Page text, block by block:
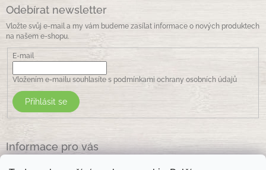
Odebírat newsletter
Vložte svůj e-mail a my vám budeme zasílat informace o nových produktech
na našem e-shopu.
E-mail
Vložením e-mailu souhlasíte s podmínkami ochrany osobních údajů
Přihlásit se
Informace pro vás